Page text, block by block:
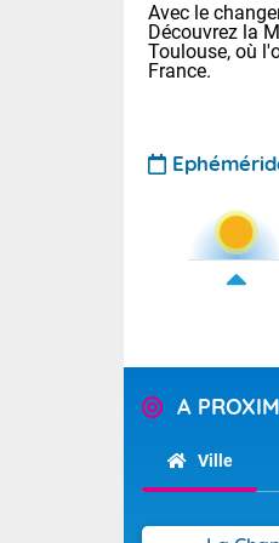
Avec le
Découvrez la
Toulouse, où
France.
A
Ville